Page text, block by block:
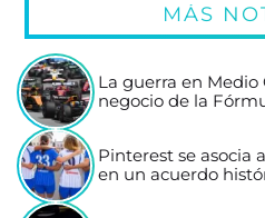
MÁS
La guerra en
negocio de la
Pinterest se asocia
en un acuerdo